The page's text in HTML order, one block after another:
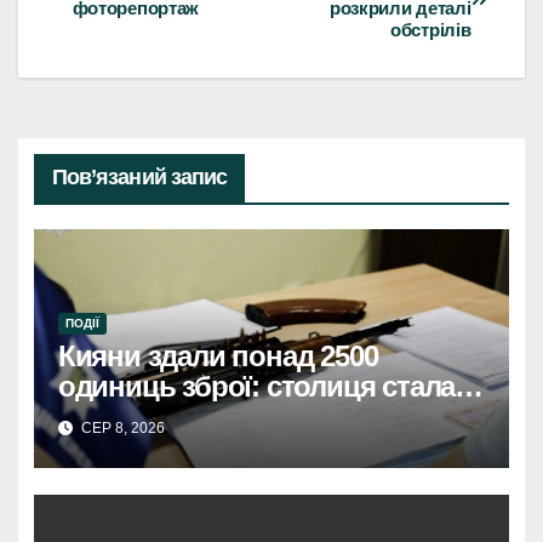
записів
розкрили деталі
обстрілів
фоторепортаж
Пов’язаний запис
ПОДІЇ
Кияни здали понад 2500
одиниць зброї: столиця стала
безпечнішою
СЕР 8, 2026